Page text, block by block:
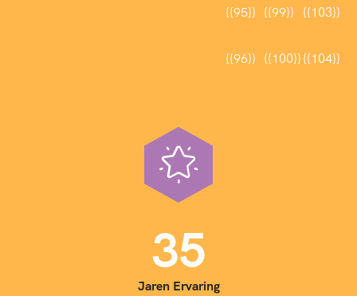
{{95}}
{{96}}
{{99}}
{{100}}
{{103}}
{{104}}
35
Jaren Ervaring